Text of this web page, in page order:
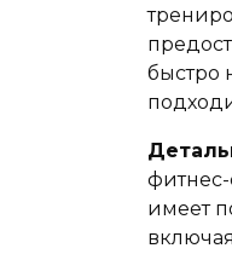
быстро
фитнес-
имеет